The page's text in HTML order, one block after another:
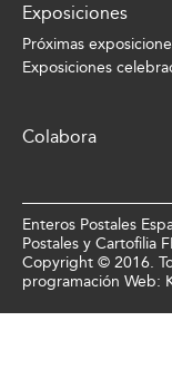
Exposiciones
Próximas
Exposiciones
Colabora
Enteros Postales
Postales y Cartofilia
Copyright © 2016.
programación Web: